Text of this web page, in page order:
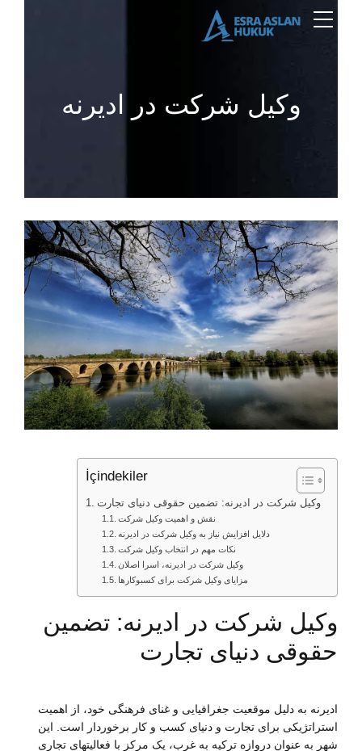
وکیل شرکت در ادیرنه
İçindekiler
وکیل شرکت در ادیرنه: تضمین حقوقی دنیای تجارت
نقش و اهمیت وکیل شرکت
دلایل افزایش نیاز به وکیل شرکت در ادیرنه
نکات مهم در انتخاب وکیل شرکت
وکیل شرکت در ادیرنه، اسرا اصلان
مزایای وکیل شرکت برای کسبوکارها
وکیل شرکت در ادیرنه: تضمین
حقوقی دنیای تجارت
ادیرنه به دلیل موقعیت جغرافیایی و غنای فرهنگی خود، از اهمیت
استراتژیکی برای تجارت و دنیای کسب و کار برخوردار است. این
شهر به عنوان دروازه ترکیه به غرب، یک مرکز با فعالیتهای تجاری